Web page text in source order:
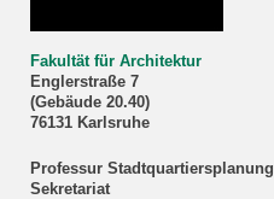
Fakultät für Architektur
Englerstraße 7
(Gebäude 20.40)
76131 Karlsruhe
Professur Stadtquartiersplanung
Sekretariat